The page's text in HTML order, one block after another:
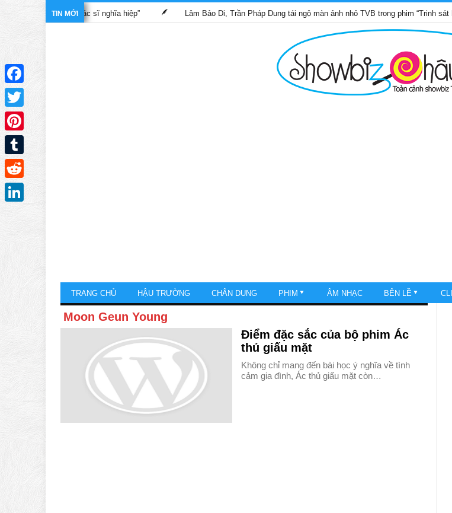
TIN MỚI
phim “Bác sĩ nghĩa hiệp” Lâm Bảo Di, Trần Pháp Dung tái ngộ màn ảnh nhỏ TVB trong phim “Trinh sát hình sự
TRANG CHỦ HẬU TRƯỜNG CHÂN DUNG PHIM ÂM NHẠC BÊN LỀ
Moon Geun Young
Điểm đặc sắc của bộ phim Ác
thủ giấu mặt
Không chỉ mang đến bài học ý nghĩa về tình
cảm gia đình, Ác thủ giấu mặt còn…
Facebook
Twitter
Pinterest
Tumblr
Reddit